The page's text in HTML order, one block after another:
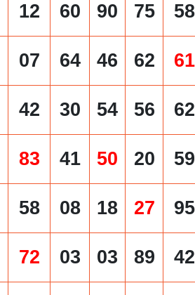
12 60 90 75 58
07 64 46 62 61
42 30 54 56 62
83 41 50 20 59
58 08 18 27 95
72 03 03 89 42